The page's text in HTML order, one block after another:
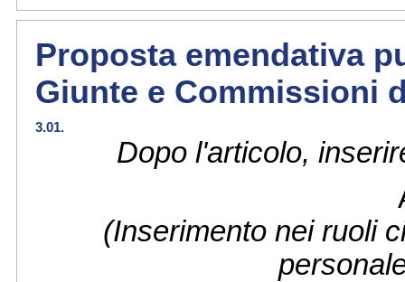
Proposta emendativa
Giunte e Commissioni
3.01.
Dopo l'articolo,
(Inserimento nei ruoli